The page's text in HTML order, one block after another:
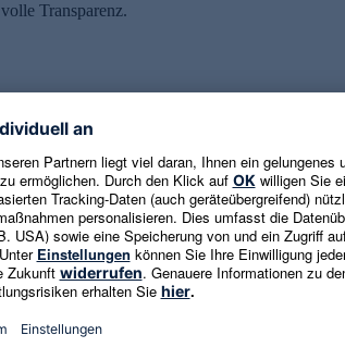
Transparenz.
in
E-Mail-Adresse eingeben
Es gelten die Datenschutzrichtlinien
Kundenbewertung